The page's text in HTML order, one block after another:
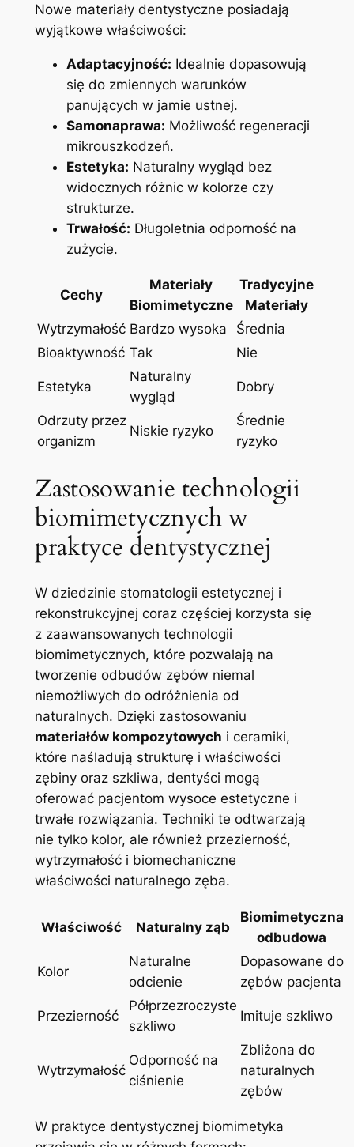
Nowe materiały dentystyczne posiadają
wyjątkowe właściwości:
Adaptacyjność: Idealnie dopasowują ​
się do‌ zmiennych warunków
panujących w jamie ustnej.
Samonaprawa: Możliwość regeneracji
mikrouszkodzeń.
Estetyka: Naturalny wygląd bez
widocznych różnic‍ w⁢ kolorze czy
strukturze.
Trwałość: Długoletnia odporność⁤ na
zużycie.
Cechy
Materiały
Biomimetyczne
Tradycyjne
⁢Materiały
Wytrzymałość Bardzo wysoka
Średnia
Bioaktywność Tak Nie
Estetyka
Naturalny
wygląd
Dobry
Odrzuty​ przez
organizm
Niskie ⁣ryzyko
Średnie
ryzyko
Zastosowanie technologii
biomimetycznych⁤ w
praktyce dentystycznej
W dziedzinie stomatologii estetycznej i
rekonstrukcyjnej coraz częściej korzysta się⁢
z zaawansowanych technologii
biomimetycznych, które pozwalają na
tworzenie odbudów zębów niemal
⁤niemożliwych do odróżnienia ⁣od
naturalnych. Dzięki zastosowaniu
materiałów kompozytowych i ceramiki,
które naśladują strukturę⁢ i właściwości
zębiny oraz szkliwa, dentyści mogą
oferować pacjentom wysoce estetyczne i⁤
trwałe ⁣rozwiązania. Techniki ​te ⁤odtwarzają
⁤nie‌ tylko kolor, ale również przezierność,
‍wytrzymałość i biomechaniczne
właściwości naturalnego zęba.
Właściwość Naturalny ząb
Biomimetyczna​
odbudowa
Kolor
Naturalne
odcienie
Dopasowane do
zębów pacjenta
Przezierność
Półprzezroczyste
szkliwo
Imituje szkliwo
Wytrzymałość
Odporność na⁣
ciśnienie
Zbliżona do
naturalnych⁣
zębów
W praktyce ‍dentystycznej ⁢biomimetyka